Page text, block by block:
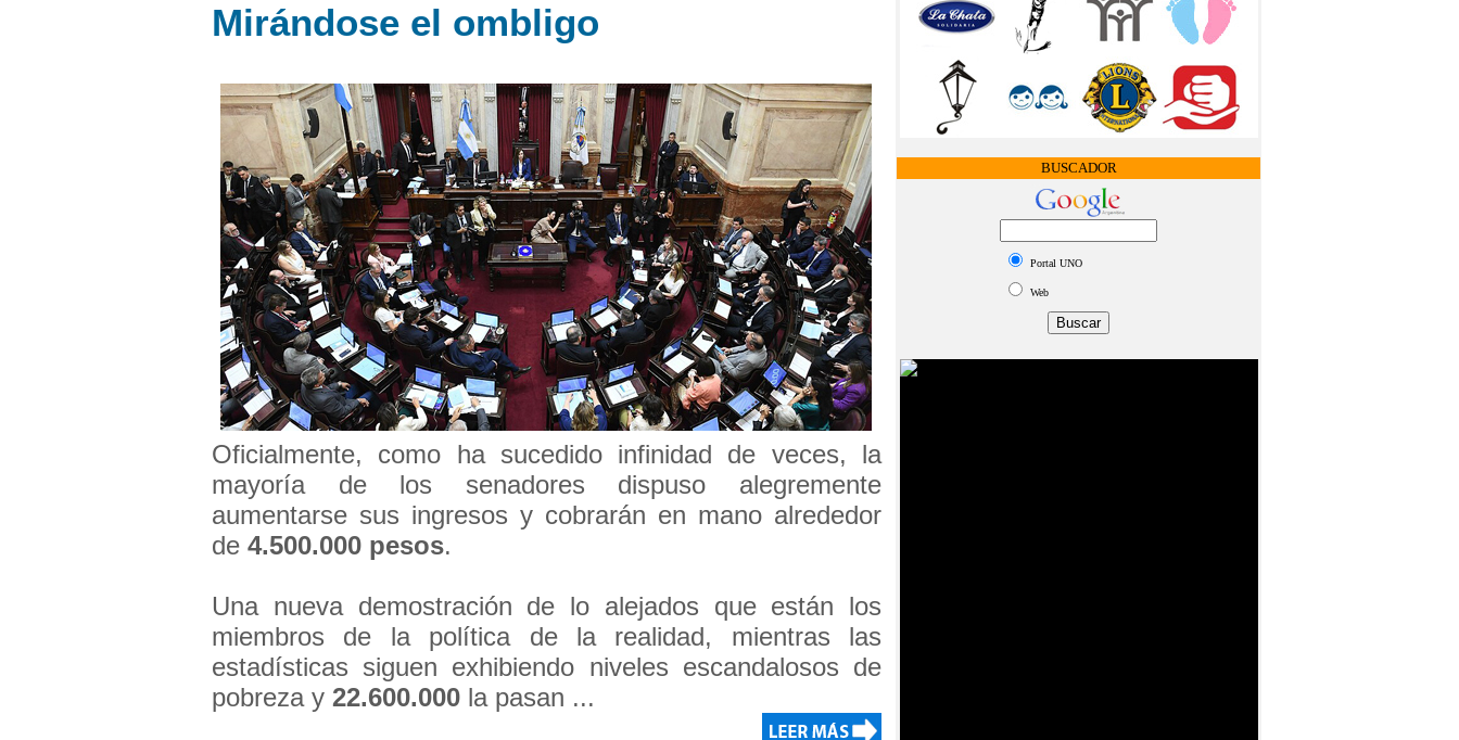
BUSCADOR
Portal UNO
Web
Mirándose el ombligo
Oficialmente, como ha sucedido infinidad de veces, la
mayoría de los senadores dispuso alegremente
aumentarse sus ingresos y cobrarán en mano alrededor
de 4.500.000 pesos.
Una nueva demostración de lo alejados que están los
miembros de la política de la realidad, mientras las
estadísticas siguen exhibiendo niveles escandalosos de
pobreza y 22.600.000 la pasan ...